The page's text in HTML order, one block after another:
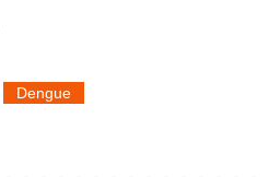
Dengue